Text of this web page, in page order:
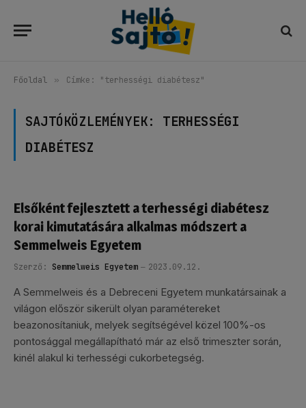
Főoldal » Címke: "terhességi diabétesz"
SAJTÓKÖZLEMÉNYEK: TERHESSÉGI
DIABÉTESZ
Elsőként fejlesztett a terhességi diabétesz
korai kimutatására alkalmas módszert a
Semmelweis Egyetem
Szerző: Semmelweis Egyetem 2023.09.12.
A Semmelweis és a Debreceni Egyetem munkatársainak a
világon először sikerült olyan paramétereket
beazonosítaniuk, melyek segítségével közel 100%-os
pontosággal megállapítható már az első trimeszter során,
kinél alakul ki terhességi cukorbetegség.